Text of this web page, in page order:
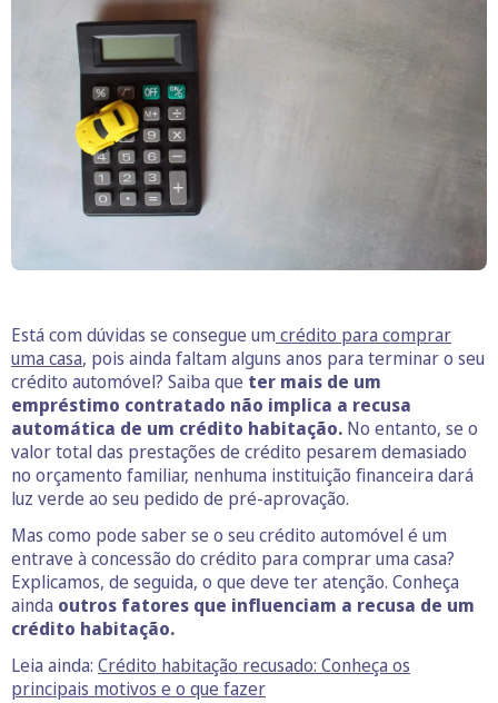
Está com dúvidas se consegue um crédito para comprar
uma casa, pois ainda faltam alguns anos para terminar o seu
crédito automóvel? Saiba que ter mais de um
empréstimo contratado não implica a recusa
automática de um crédito habitação. No entanto, se o
valor total das prestações de crédito pesarem demasiado
no orçamento familiar, nenhuma instituição financeira dará
luz verde ao seu pedido de pré-aprovação.
Mas como pode saber se o seu crédito automóvel é um
entrave à concessão do crédito para comprar uma casa?
Explicamos, de seguida, o que deve ter atenção. Conheça
ainda outros fatores que influenciam a recusa de um
crédito habitação.
Leia ainda: Crédito habitação recusado: Conheça os
principais motivos e o que fazer